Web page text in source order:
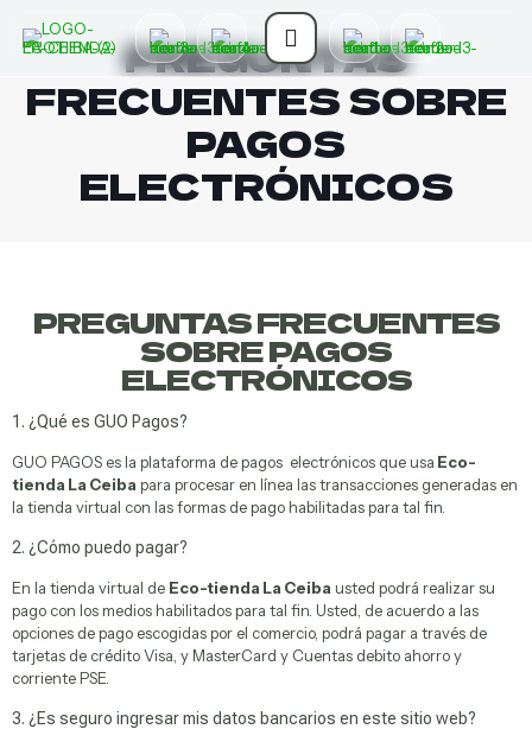
PREGUNTAS
FRECUENTES SOBRE
PAGOS
ELECTRÓNICOS
PREGUNTAS FRECUENTES
SOBRE PAGOS
ELECTRÓNICOS
1. ¿Qué es GUO Pagos?
GUO PAGOS es la plataforma de pagos electrónicos que usa Eco-
tienda La Ceiba para procesar en línea las transacciones generadas en
la tienda virtual con las formas de pago habilitadas para tal fin.
2. ¿Cómo puedo pagar?
En la tienda virtual de Eco-tienda La Ceiba usted podrá realizar su
pago con los medios habilitados para tal fin. Usted, de acuerdo a las
opciones de pago escogidas por el comercio, podrá pagar a través de
tarjetas de crédito Visa, y MasterCard y Cuentas debito ahorro y
corriente PSE.
3. ¿Es seguro ingresar mis datos bancarios en este sitio web?